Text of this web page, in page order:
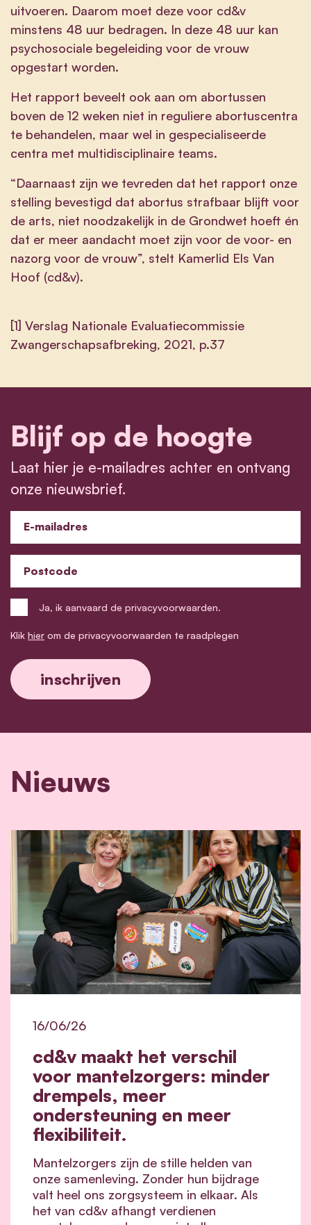
uitvoeren. Daarom moet deze voor cd&v
minstens 48 uur bedragen. In deze 48 uur kan
psychosociale begeleiding voor de vrouw
opgestart worden.
Het rapport beveelt ook aan om abortussen
boven de 12 weken niet in reguliere abortuscentra
te behandelen, maar wel in gespecialiseerde
centra met multidisciplinaire teams.
“Daarnaast zijn we tevreden dat het rapport onze
stelling bevestigd dat abortus strafbaar blijft voor
de arts, niet noodzakelijk in de Grondwet hoeft én
dat er meer aandacht moet zijn voor de voor- en
nazorg voor de vrouw”, stelt Kamerlid Els Van
Hoof (cd&v).
[1] Verslag Nationale Evaluatiecommissie
Zwangerschapsafbreking, 2021, p.37
Blijf op de hoogte
Laat hier je e-mailadres achter en ontvang
onze nieuwsbrief.
E-mailadres
Postcode
Ja, ik aanvaard de privacyvoorwaarden.
Klik hier om de privacyvoorwaarden te raadplegen
Nieuws
cd&v maakt het verschil
voor mantelzorgers: minder
drempels, meer
ondersteuning en meer
flexibiliteit.
16/06/26
Mantelzorgers zijn de stille helden van
onze samenleving. Zonder hun bijdrage
valt heel ons zorgsysteem in elkaar. Als
het van cd&v afhangt verdienen